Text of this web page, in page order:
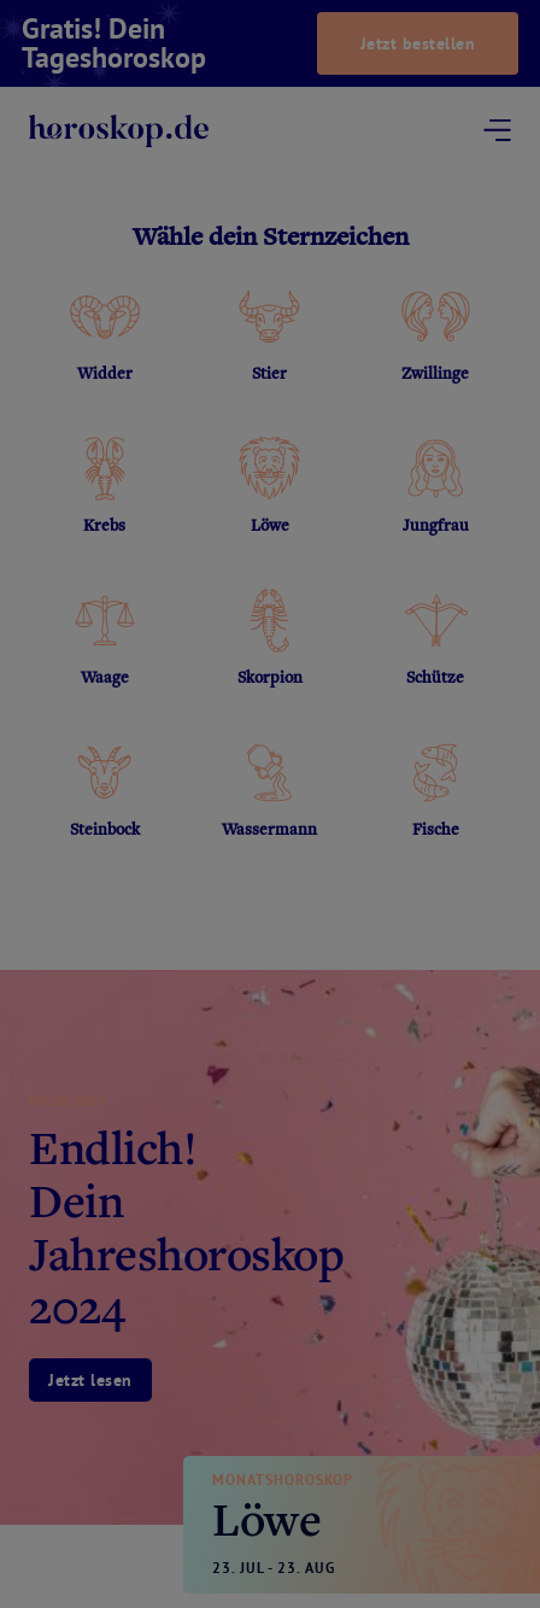
Gratis! Dein
Tageshoroskop Jetzt bestellen
Wähle dein Sternzeichen
Widder Stier Zwillinge
Krebs Löwe Jungfrau
Waage Skorpion Schütze
Steinbock Wassermann Fische
Endlich!
Dein
Jahreshoroskop
2024
Jetzt lesen
MONATSHOROSKOP
Löwe
23. JUL - 23. AUG